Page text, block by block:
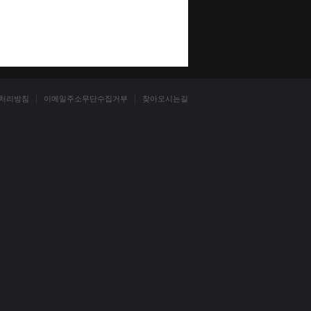
리방침 이메일주소무단수집거부 찾아오시는길